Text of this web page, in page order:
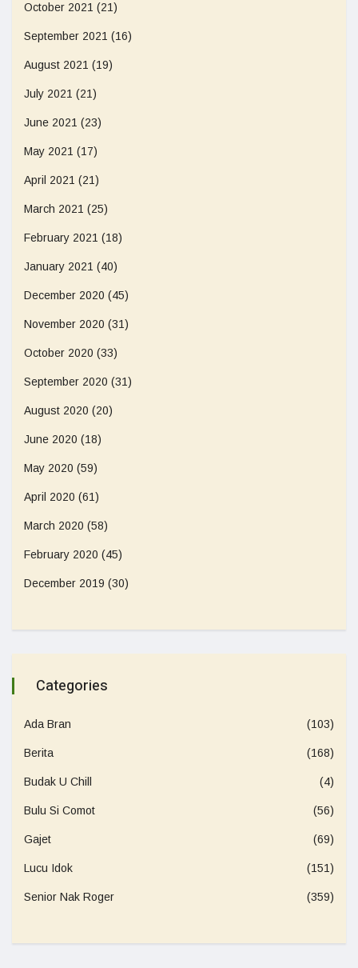
October 2021 (21)
September 2021 (16)
August 2021 (19)
July 2021 (21)
June 2021 (23)
May 2021 (17)
April 2021 (21)
March 2021 (25)
February 2021 (18)
January 2021 (40)
December 2020 (45)
November 2020 (31)
October 2020 (33)
September 2020 (31)
August 2020 (20)
June 2020 (18)
May 2020 (59)
April 2020 (61)
March 2020 (58)
February 2020 (45)
December 2019 (30)
Categories
Ada Bran (103)
Berita (168)
Budak U Chill (4)
Bulu Si Comot (56)
Gajet (69)
Lucu Idok (151)
Senior Nak Roger (359)